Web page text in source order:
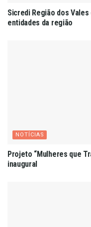
Sicredi Região dos
entidades da região
NOTÍCIAS
Projeto “Mulheres que
inaugural